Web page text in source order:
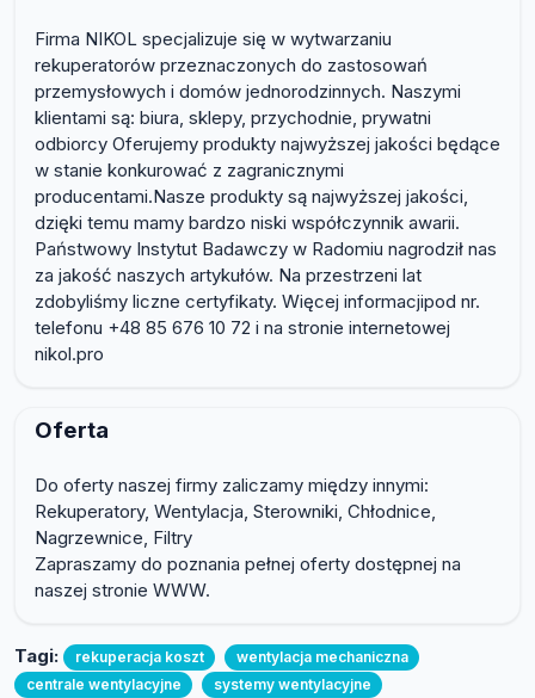
Firma NIKOL specjalizuje się w wytwarzaniu
rekuperatorów przeznaczonych do zastosowań
przemysłowych i domów jednorodzinnych. Naszymi
klientami są: biura, sklepy, przychodnie, prywatni
odbiorcy Oferujemy produkty najwyższej jakości będące
w stanie konkurować z zagranicznymi
producentami.Nasze produkty są najwyższej jakości,
dzięki temu mamy bardzo niski współczynnik awarii.
Państwowy Instytut Badawczy w Radomiu nagrodził nas
za jakość naszych artykułów. Na przestrzeni lat
zdobyliśmy liczne certyfikaty. Więcej informacjipod nr.
telefonu +48 85 676 10 72 i na stronie internetowej
nikol.pro
Oferta
Do oferty naszej firmy zaliczamy między innymi:
Rekuperatory, Wentylacja, Sterowniki, Chłodnice,
Nagrzewnice, Filtry
Zapraszamy do poznania pełnej oferty dostępnej na
naszej stronie WWW.
Tagi: rekuperacja koszt
wentylacja mechaniczna
centrale wentylacyjne
systemy wentylacyjne